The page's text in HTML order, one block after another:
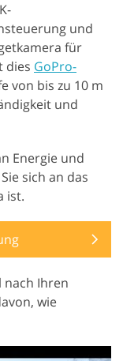
und
für
dies GoPro-
von bis zu 10 m
und
Energie und
sich an das
ist.
nach Ihren
wie